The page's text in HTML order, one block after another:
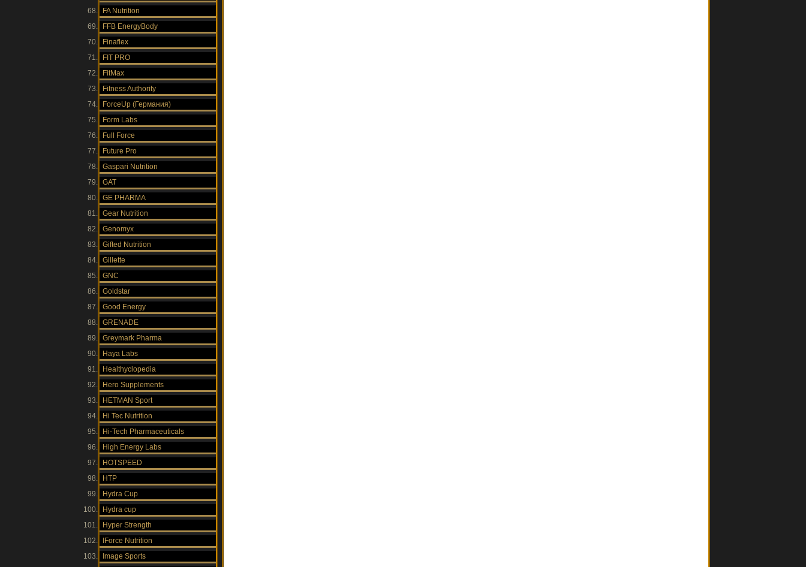
FA Nutrition
FFB EnergyBody
Finaflex
FIT PRO
FitMax
Fitness Authority
ForceUp (Германия)
Form Labs
Full Force
Future Pro
Gaspari Nutrition
GAT
GE PHARMA
Gear Nutrition
Genomyx
Gifted Nutrition
Gillette
GNC
Goldstar
Good Energy
GRENADE
Greymark Pharma
Haya Labs
Healthyclopedia
Hero Supplements
HETMAN Sport
Hi Tec Nutrition
Hi-Tech Pharmaceuticals
High Energy Labs
HOTSPEED
HTP
Hydra Cup
Hydra cup
Hyper Strength
IForce Nutrition
Image Sports